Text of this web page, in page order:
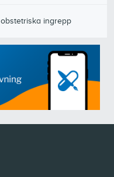
ingrepp